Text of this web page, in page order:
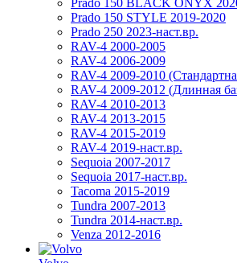
Prado 150 STYLE 2019-2020
Prado 250 2023-наст.вр.
RAV-4 2000-2005
RAV-4 2006-2009
RAV-4 2009-2010
RAV-4 2009-2012 (Длинная
RAV-4 2010-2013
RAV-4 2013-2015
RAV-4 2015-2019
RAV-4 2019-наст.вр.
Sequoia 2007-2017
Sequoia 2017-наст.вр.
Tacoma 2015-2019
Tundra 2007-2013
Tundra 2014-наст.вр.
Venza 2012-2016